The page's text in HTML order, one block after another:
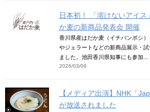
日本初！ 「溶けないアイ
か麦の新商品発表会 開催
香川県産はだか麦（イチバンボシ）
やジェラートなどの新商品展示・
ました。池田香川県知事にも参加...
2026/03/06
【メディア出演】NHK「
が放送されました